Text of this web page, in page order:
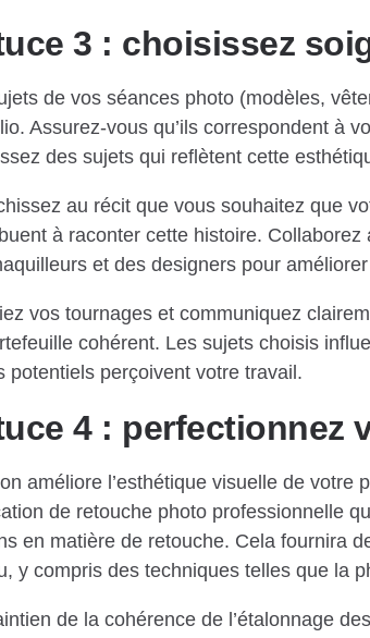
3 : choisissez
de vos séances photo (modèles,
Assurez-vous qu’ils correspondent à
des sujets qui reflètent cette
au récit que vous souhaitez que
à raconter cette histoire.
et des designers pour
vos tournages et communiquez
cohérent. Les sujets choisis
potentiels perçoivent votre travail.
4 : perfectionnez
améliore l’esthétique visuelle de
de retouche photo professionnelle
en matière de retouche. Cela fournira
y compris des techniques telles que la
de la cohérence de l’étalonnage